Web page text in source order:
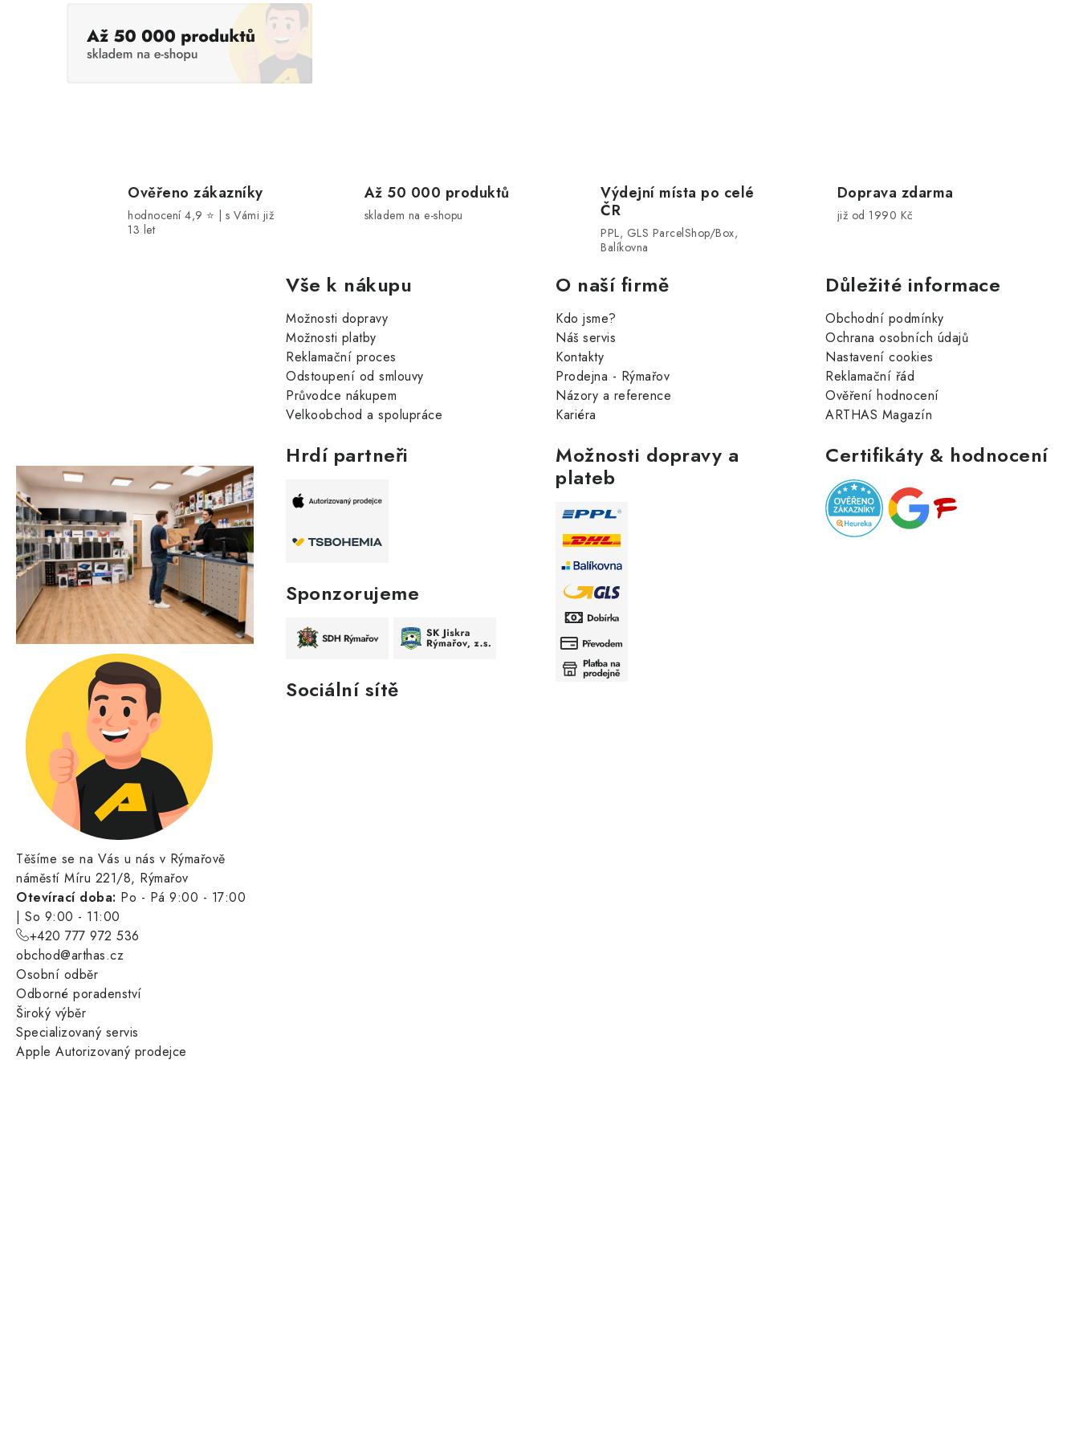
Ověřeno zákazníky
hodnocení 4,9 ⭐ | s Vámi již
13 let
Až 50 000 produktů
skladem na e-shopu
Výdejní místa po celé
ČR
PPL, GLS ParcelShop/Box,
Balíkovna
Doprava zdarma
již od 1990 Kč
Těšíme se na Vás u nás v Rýmařově
náměstí Míru 221/8, Rýmařov
Otevírací doba: Po - Pá 9:00 - 17:00
| So 9:00 - 11:00
+420 777 972 536
obchod@arthas.cz
Osobní odběr
Odborné poradenství
Široký výběr
Specializovaný servis
Apple Autorizovaný prodejce
Vše k nákupu
Možnosti dopravy
Možnosti platby
Reklamační proces
Odstoupení od smlouvy
Průvodce nákupem
Velkoobchod a spolupráce
O naší firmě
Kdo jsme?
Náš servis
Kontakty
Prodejna - Rýmařov
Názory a reference
Kariéra
Důležité informace
Obchodní podmínky
Ochrana osobních údajů
Nastavení cookies
Reklamační řád
Ověření hodnocení
ARTHAS Magazín
Hrdí partneři
Sponzorujeme
Sociální sítě
Možnosti dopravy a
plateb
Certifikáty & hodnocení